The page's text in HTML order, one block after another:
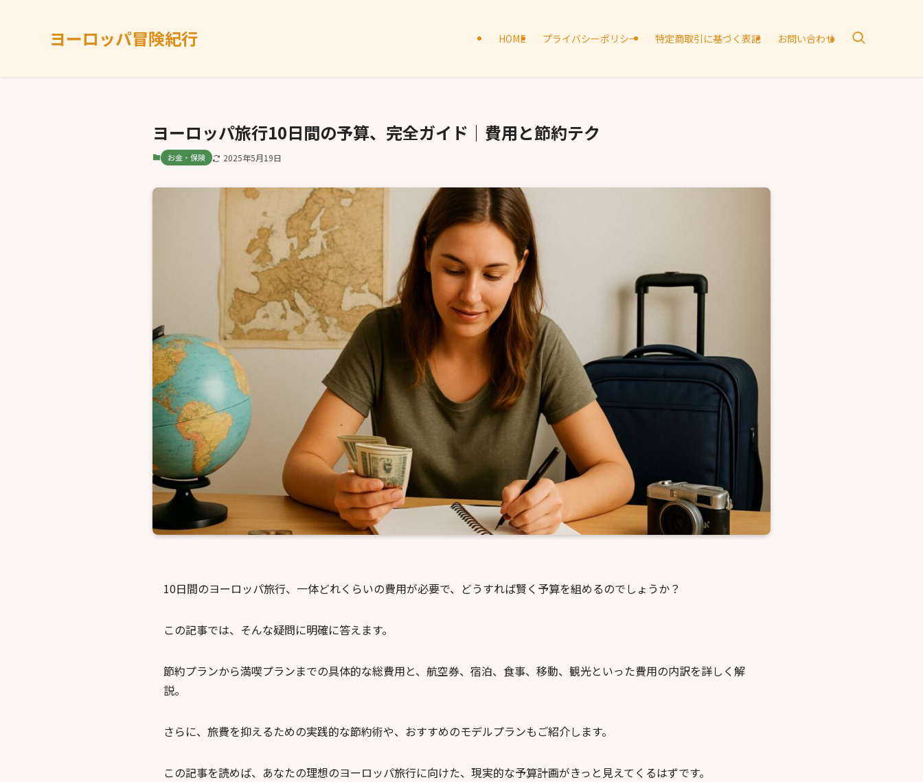
ヨーロッパ冒険紀行 HOME プライバシーポリシー 特定商取引に基づく表記 お問い合わせ
ヨーロッパ旅行10日間の予算、完全ガイド｜費用と節約テク
お金・保険 2025年5月19日
10日間のヨーロッパ旅行、一体どれくらいの費用が必要で、どうすれば賢く予算を組めるのでしょうか？
この記事では、そんな疑問に明確に答えます。
節約プランから満喫プランまでの具体的な総費用と、航空券、宿泊、食事、移動、観光といった費用の内訳を詳しく解
説。
さらに、旅費を抑えるための実践的な節約術や、おすすめのモデルプランもご紹介します。
この記事を読めば、あなたの理想のヨーロッパ旅行に向けた、現実的な予算計画がきっと見えてくるはずです。